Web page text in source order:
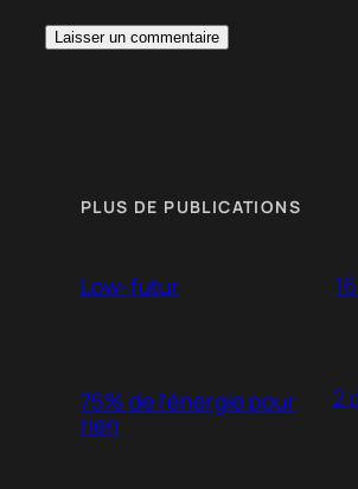
PLUS DE PUBLICATIONS
Low-futur
75% de l’énergie pour
rien
2